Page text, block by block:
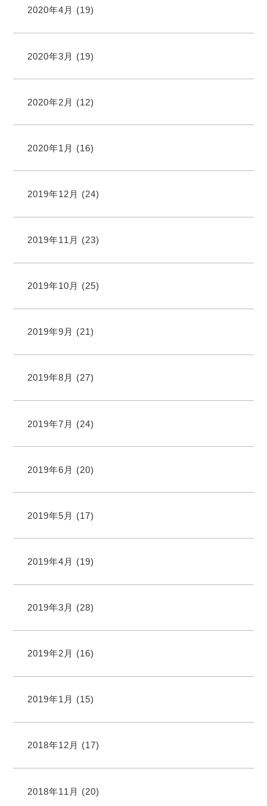
2020年4月 (19)
2020年3月 (19)
2020年2月 (12)
2020年1月 (16)
2019年12月 (24)
2019年11月 (23)
2019年10月 (25)
2019年9月 (21)
2019年8月 (27)
2019年7月 (24)
2019年6月 (20)
2019年5月 (17)
2019年4月 (19)
2019年3月 (28)
2019年2月 (16)
2019年1月 (15)
2018年12月 (17)
2018年11月 (20)